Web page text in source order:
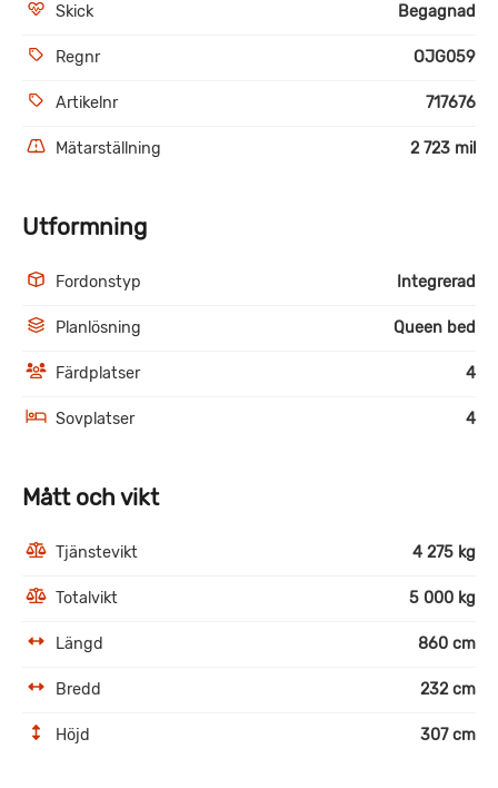
Skick Begagnad
Regnr OJG059
Artikelnr 717676
Mätarställning 2 723 mil
Utformning
Fordonstyp Integrerad
Planlösning Queen bed
Färdplatser 4
Sovplatser 4
Mått och vikt
Tjänstevikt 4 275 kg
Totalvikt 5 000 kg
Längd 860 cm
Bredd 232 cm
Höjd 307 cm